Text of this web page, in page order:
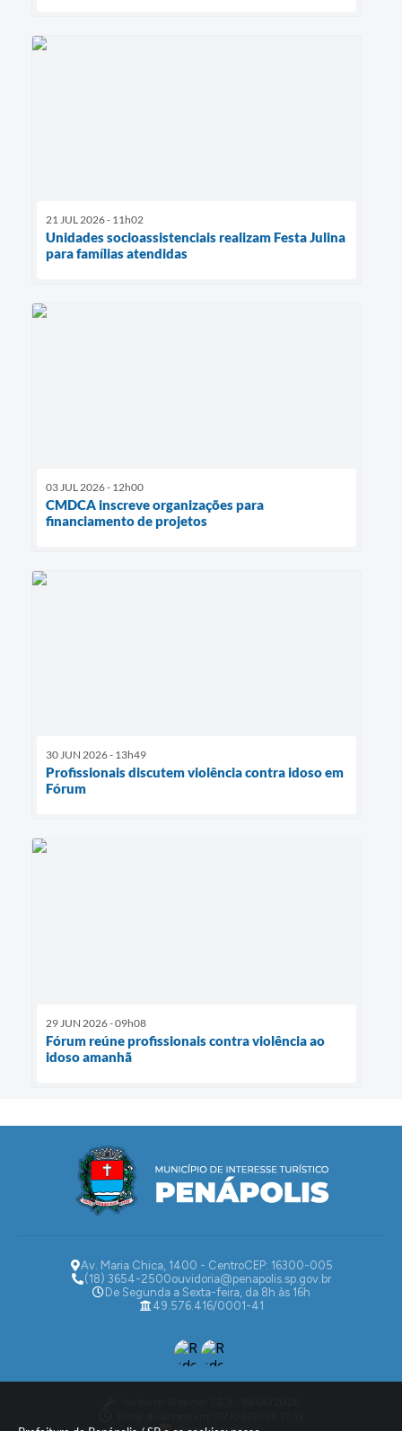
21 JUL 2026 - 11h02
Unidades socioassistenciais realizam Festa Julina
para famílias atendidas
03 JUL 2026 - 12h00
CMDCA inscreve organizações para
financiamento de projetos
30 JUN 2026 - 13h49
Profissionais discutem violência contra idoso em
Fórum
29 JUN 2026 - 09h08
Fórum reúne profissionais contra violência ao
idoso amanhã
Av. Maria Chica, 1400 - CentroCEP: 16300-005
(18) 3654-2500ouvidoria@penapolis.sp.gov.br
De Segunda a Sexta-feira, da 8h às 16h
49.576.416/0001-41